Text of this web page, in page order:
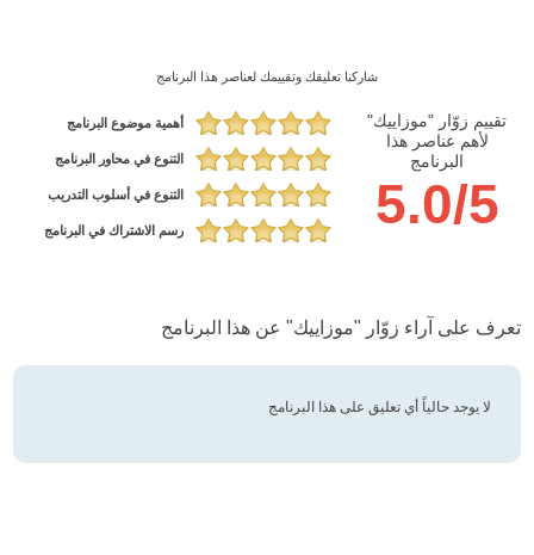
شاركنا تعليقك وتقييمك لعناصر هذا البرنامج
تقييم زوّار "موزاييك"
لأهم عناصر هذا
البرنامج
5.0/5
أهمية موضوع البرنامج
التنوع في محاور البرنامج
التنوع في أسلوب التدريب
رسم الاشتراك في البرنامج
تعرف على آراء زوّار "موزاييك" عن هذا البرنامج
لا يوجد حالياً أي تعليق على هذا البرنامج